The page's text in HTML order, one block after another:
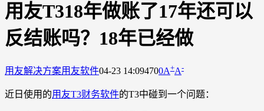
用友T318年做账了17年还可以
反结账吗？18年已经做
用友解决方案用友软件04-23 14:094700A+A-
近日使用的用友T3财务软件的T3中碰到一个问题：